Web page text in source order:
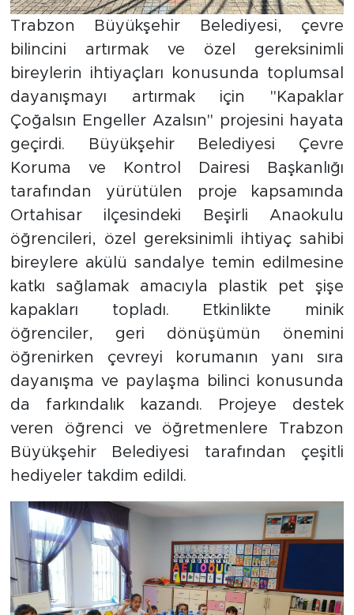
Trabzon Büyükşehir Belediyesi, çevre
bilincini artırmak ve özel gereksinimli
bireylerin ihtiyaçları konusunda toplumsal
dayanışmayı artırmak için "Kapaklar
Çoğalsın Engeller Azalsın" projesini hayata
geçirdi. Büyükşehir Belediyesi Çevre
Koruma ve Kontrol Dairesi Başkanlığı
tarafından yürütülen proje kapsamında
Ortahisar ilçesindeki Beşirli Anaokulu
öğrencileri, özel gereksinimli ihtiyaç sahibi
bireylere akülü sandalye temin edilmesine
katkı sağlamak amacıyla plastik pet şişe
kapakları topladı. Etkinlikte minik
öğrenciler, geri dönüşümün önemini
öğrenirken çevreyi korumanın yanı sıra
dayanışma ve paylaşma bilinci konusunda
da farkındalık kazandı. Projeye destek
veren öğrenci ve öğretmenlere Trabzon
Büyükşehir Belediyesi tarafından çeşitli
hediyeler takdim edildi.